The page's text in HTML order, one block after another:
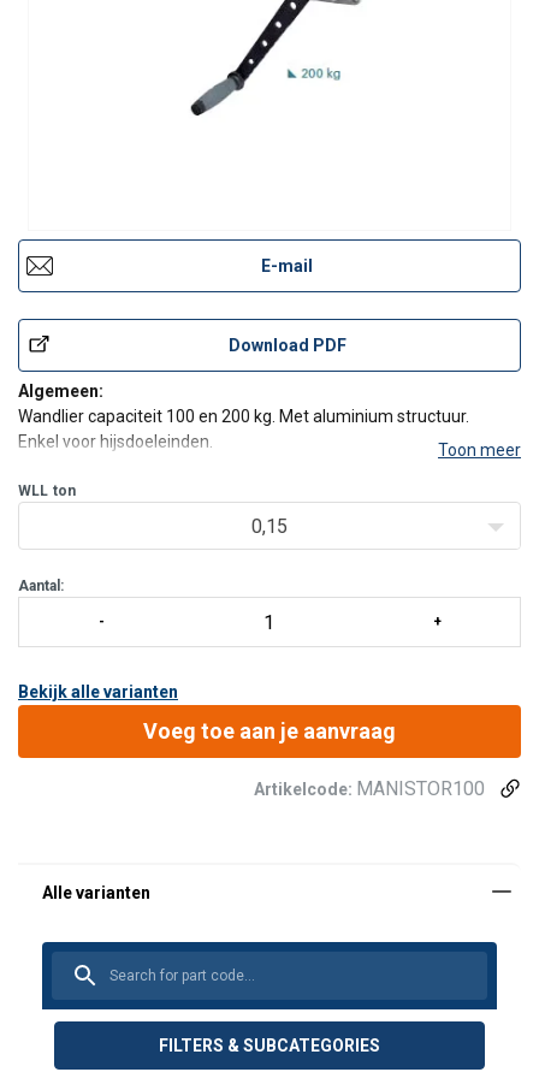
E-mail
Download PDF
Algemeen:
Wandlier capaciteit 100 en 200 kg. Met aluminium structuur.
Enkel voor hijsdoeleinden.
Technische eigenschappen:
Ergonomisch ontwerp voor meer comfort.
Aluminium structuur.
Mechanisch
Toon meer
WLL ton
0,15
Aantal:
Bekijk alle varianten
Voeg toe aan je aanvraag
Artikelcode: MANISTOR100
FILTERS & SUBCATEGORIES